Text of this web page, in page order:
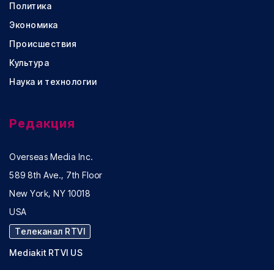
Политика
Экономика
Происшествия
Культура
Наука и технологии
Редакция
Overseas Media Inc.
589 8th Ave., 7th Floor
New York, NY 10018
USA
Телеканал RTVI
Mediakit RTVI US